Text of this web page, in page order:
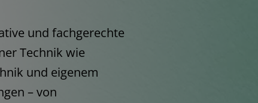
und fachgerechte
Technik wie
und eigenem
– von